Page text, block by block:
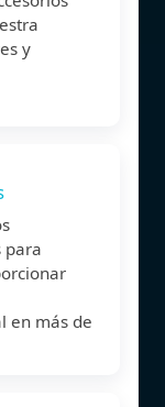
y
para
en más de